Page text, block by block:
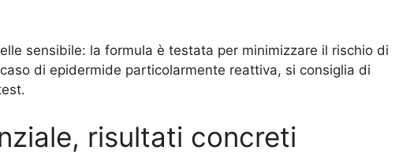
sensibile: la formula è testata per minimizzare il rischio di
di epidermide particolarmente reattiva, si consiglia di
risultati concreti